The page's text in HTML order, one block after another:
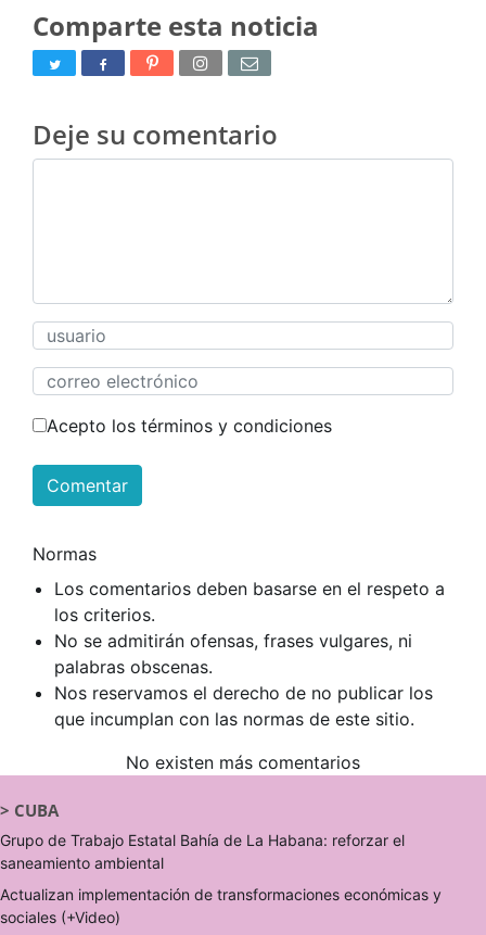
Comparte esta noticia
Deje su comentario
Acepto los términos y condiciones
Comentar
Normas
Los comentarios deben basarse en el respeto a
los criterios.
No se admitirán ofensas, frases vulgares, ni
palabras obscenas.
Nos reservamos el derecho de no publicar los
que incumplan con las normas de este sitio.
No existen más comentarios
> CUBA
Grupo de Trabajo Estatal Bahía de La Habana: reforzar el
saneamiento ambiental
Actualizan implementación de transformaciones económicas y
sociales (+Video)